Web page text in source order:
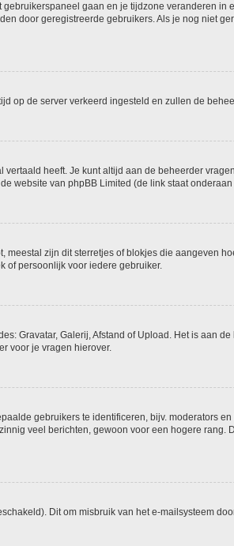
gaan en je tijdzone veranderen in
door geregistreerde gebruikers. Als je nog niet
op de server verkeerd ingesteld en zullen de
heeft. Je kunt altijd aan de beheerder
website van phpBB Limited (de link staat
zijn dit sterretjes of blokjes die aangeven
of persoonlijk voor iedere gebruiker.
Gravatar, Galerij, Afstand of Upload. Het is aan
voor je vragen hierover.
gebruikers te identificeren, bijv. moderators
veel berichten, gewoon voor een hogere rang.
Dit om misbruik van het e-mailsysteem